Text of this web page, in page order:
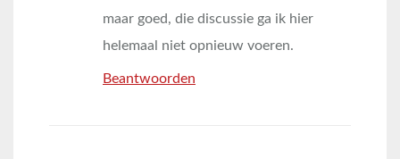
maar goed, die discussie ga ik hier
helemaal niet opnieuw voeren.
Beantwoorden